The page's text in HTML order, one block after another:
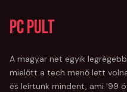
PC Pult
A magyar net egyik
mielőtt a tech menő lett
és leírtunk mindent, ami '99